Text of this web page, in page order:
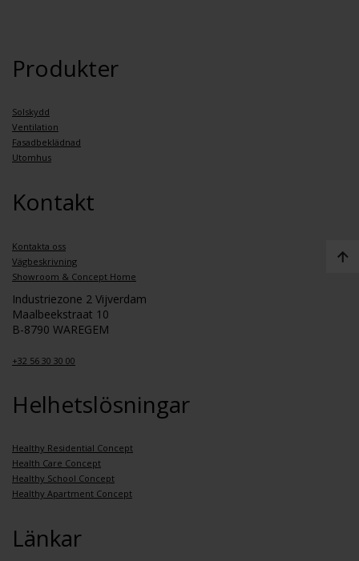
Produkter
Solskydd
Ventilation
Fasadbeklädnad
Utomhus
Kontakt
Kontakta oss
Vägbeskrivning
Showroom & Concept Home
Industriezone 2 Vijverdam
Maalbeekstraat 10
B-8790 WAREGEM
+32 56 30 30 00
Helhetslösningar
Healthy Residential Concept
Health Care Concept
Healthy School Concept
Healthy Apartment Concept
Länkar